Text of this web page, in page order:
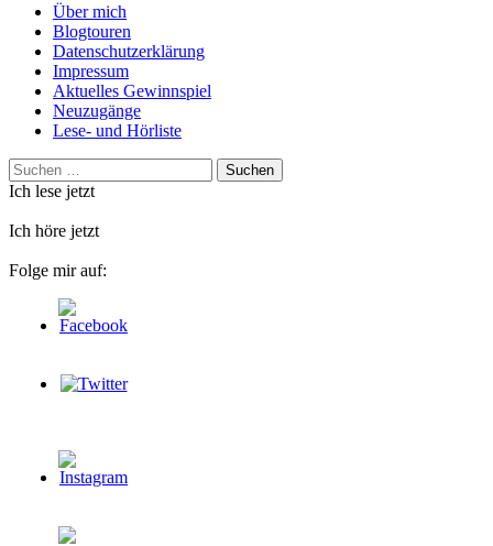
Über mich
Blogtouren
Datenschutzerklärung
Impressum
Aktuelles Gewinnspiel
Neuzugänge
Lese- und Hörliste
Suchen
nach:
Ich lese jetzt
Ich höre jetzt
Folge mir auf: